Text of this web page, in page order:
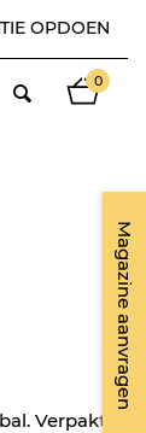
OPDOEN
0
Verpakt in
Magazine aanvragen